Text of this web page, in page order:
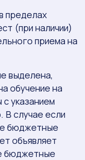
пределах
(при наличии)
приема на
выделена,
обучение на
указанием
В случае если
бюджетные
объявляет
бюджетные